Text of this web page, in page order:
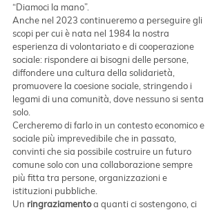
“Diamoci la mano”.
Anche nel 2023 continueremo a perseguire gli
scopi per cui è nata nel 1984 la nostra
esperienza di volontariato e di cooperazione
sociale: rispondere ai bisogni delle persone,
diffondere una cultura della solidarietà,
promuovere la coesione sociale, stringendo i
legami di una comunità, dove nessuno si senta
solo.
Cercheremo di farlo in un contesto economico e
sociale più imprevedibile che in passato,
convinti che sia possibile costruire un futuro
comune solo con una collaborazione sempre
più fitta tra persone, organizzazioni e
istituzioni pubbliche.
Un ringraziamento a quanti ci sostengono, ci